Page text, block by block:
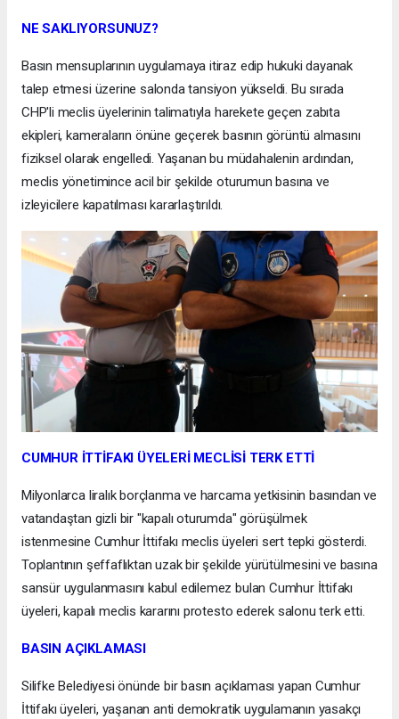
NE SAKLIYORSUNUZ?
Basın mensuplarının uygulamaya itiraz edip hukuki dayanak
talep etmesi üzerine salonda tansiyon yükseldi. Bu sırada
CHP'li meclis üyelerinin talimatıyla harekete geçen zabıta
ekipleri, kameraların önüne geçerek basının görüntü almasını
fiziksel olarak engelledi. Yaşanan bu müdahalenin ardından,
meclis yönetimince acil bir şekilde oturumun basına ve
izleyicilere kapatılması kararlaştırıldı.
CUMHUR İTTİFAKI ÜYELERİ MECLİSİ TERK ETTİ
Milyonlarca liralık borçlanma ve harcama yetkisinin basından ve
vatandaştan gizli bir "kapalı oturumda" görüşülmek
istenmesine Cumhur İttifakı meclis üyeleri sert tepki gösterdi.
Toplantının şeffaflıktan uzak bir şekilde yürütülmesini ve basına
sansür uygulanmasını kabul edilemez bulan Cumhur İttifakı
üyeleri, kapalı meclis kararını protesto ederek salonu terk etti.
BASIN AÇIKLAMASI
Silifke Belediyesi önünde bir basın açıklaması yapan Cumhur
İttifakı üyeleri, yaşanan anti demokratik uygulamanın yasakçı